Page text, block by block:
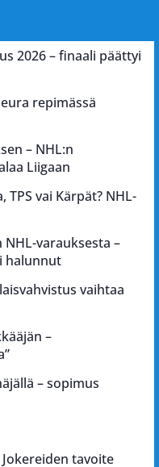
2026 – finaali päättyi
repimässä
– NHL:n
Liigaan
TPS vai Kärpät? NHL-
NHL-varauksesta –
halunnut
vaihtaa
–
– sopimus
tavoite